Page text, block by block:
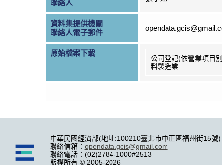
聯絡人
資料集提供機關
聯絡人電子郵件
原始檔案下載
公司登記(依營業項目
料製造業
中華民國經濟部(地址:100210臺北市中正區福州街15號)
聯絡信箱： opendata.gcis@gmail.com
聯絡電話：(02)2784-1000#2513
版權所有 © 2005-2026